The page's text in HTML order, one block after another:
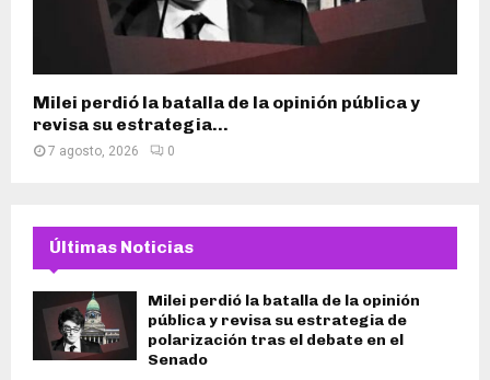
Milei perdió la batalla de la opinión pública y
revisa su estrategia...
7 agosto, 2026 0
Últimas Noticias
Milei perdió la batalla de la opinión
pública y revisa su estrategia de
polarización tras el debate en el
Senado